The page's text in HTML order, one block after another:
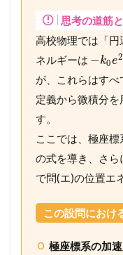
思考の道筋
高校物理では「円
ネルギーは −k0e2
が、これらはす
定義から微積分
す。
ここでは、極座
の式を導き、さら
で問(エ)の位置エ
この設問におけ
極座標系の加